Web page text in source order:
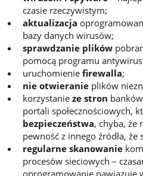
czasie rzeczywistym;
aktualizacja
bazy danych wirusów;
sprawdzanie plików
pomocą programu
uruchomienie firewalla;
nie otwieranieplików
korzystanie ze stron
portali społecznościowych,
bezpieczeństwa, chyba, że
pewność z innego źródła,
regularne skanowanie
procesów sieciowych –